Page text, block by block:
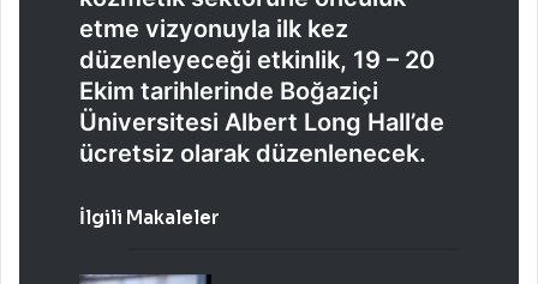
etme vizyonuyla ilk kez
düzenleyeceği etkinlik, 19 – 20
Ekim tarihlerinde Boğaziçi
Üniversitesi Albert Long Hall’de
ücretsiz olarak düzenlenecek.
İlgili Makaleler